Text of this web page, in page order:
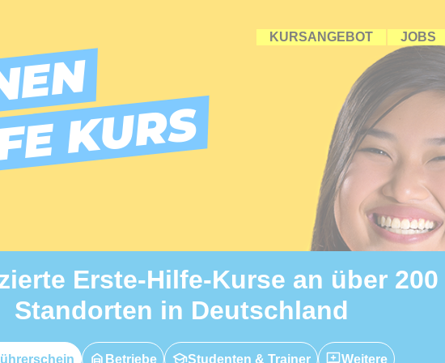
KURSANGEBOT JOBS
KURS
Erste-Hilfe-Kurse an über 200
Standorten in Deutschland
Betriebe Studenten & Trainer Weitere